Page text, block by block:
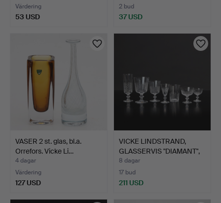
Värdering
53 USD
2 bud
37 USD
VASER 2 st. glas, bl.a.
Orrefors. Vicke Li…
4 dagar
Värdering
127 USD
VICKE LINDSTRAND,
GLASSERVIS "DIAMANT",
92…
8 dagar
17 bud
211 USD